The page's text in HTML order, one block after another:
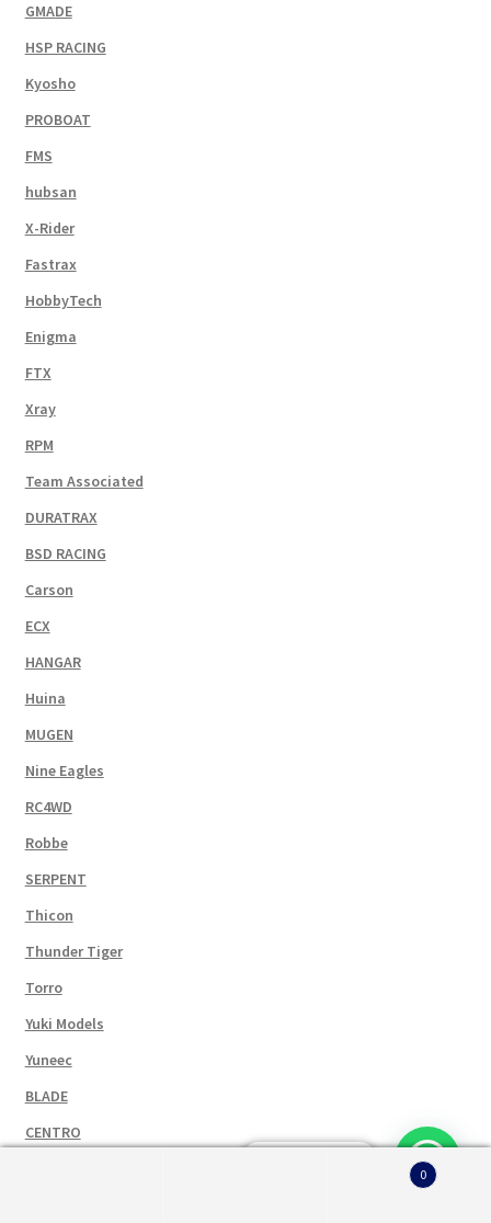
GMADE
HSP RACING
Kyosho
PROBOAT
FMS
hubsan
X-Rider
Fastrax
HobbyTech
Enigma
FTX
Xray
RPM
Team Associated
DURATRAX
BSD RACING
Carson
ECX
HANGAR
Huina
MUGEN
Nine Eagles
RC4WD
Robbe
SERPENT
Thicon
Thunder Tiger
Torro
Yuki Models
Yuneec
BLADE
CENTRO
0